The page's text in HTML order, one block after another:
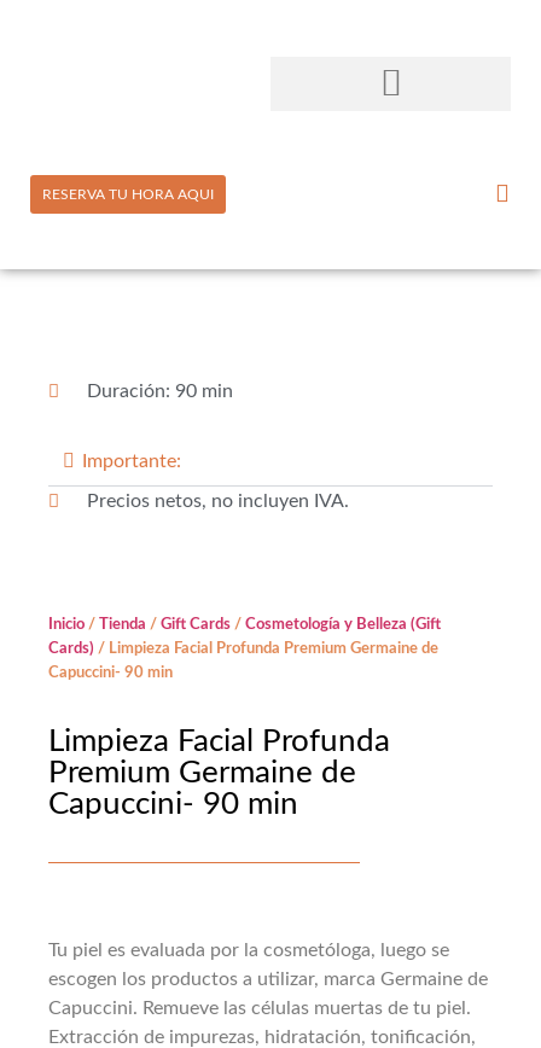
RESERVA TU HORA AQUI
Duración: 90 min
Importante:
Precios netos, no incluyen IVA.
Inicio / Tienda / Gift Cards / Cosmetología y Belleza (Gift
Cards) / Limpieza Facial Profunda Premium Germaine de
Capuccini- 90 min
Limpieza Facial Profunda
Premium Germaine de
Capuccini- 90 min
Tu piel es evaluada por la cosmetóloga, luego se
escogen los productos a utilizar, marca Germaine de
Capuccini. Remueve las células muertas de tu piel.
Extracción de impurezas, hidratación, tonificación,